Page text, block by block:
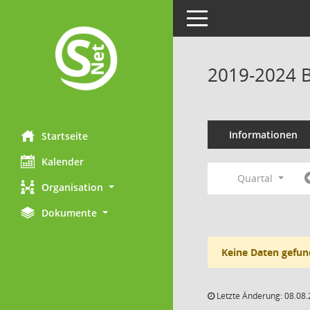
Startseite
Kalender
Organisation
Dokumente
Toggle navigation
2019-2024
Informationen
Quartal
Keine Daten
Letzte Änderung: